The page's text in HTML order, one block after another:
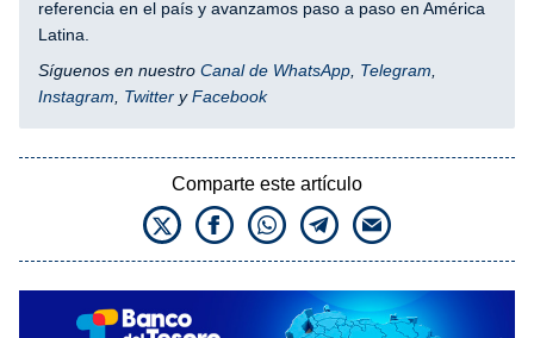
referencia en el país y avanzamos paso a paso en América
Latina.
Síguenos en nuestro Canal de WhatsApp Telegram
Instagram
Twitter yFacebook
Comparte este artículo